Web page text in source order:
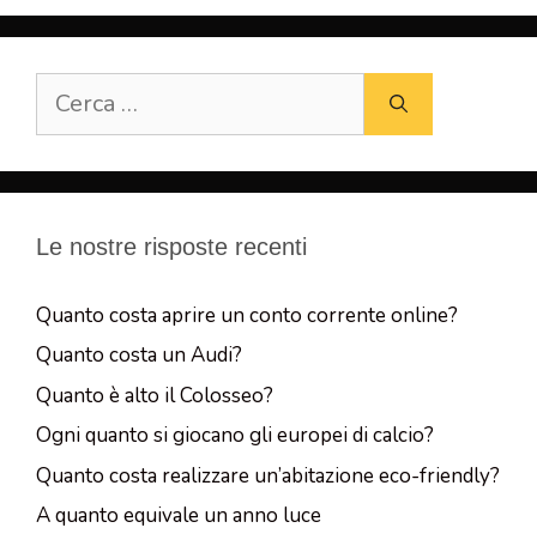
per:
Le nostre risposte recenti
Quanto costa aprire un conto corrente online?
Quanto costa un Audi?
Quanto è alto il Colosseo?
Ogni quanto si giocano gli europei di calcio?
Quanto costa realizzare un’abitazione eco-friendly?
A quanto equivale un anno luce